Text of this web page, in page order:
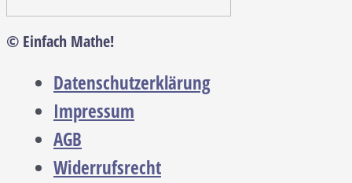
© Einfach Mathe!
Datenschutzerklärung
Impressum
AGB
Widerrufsrecht